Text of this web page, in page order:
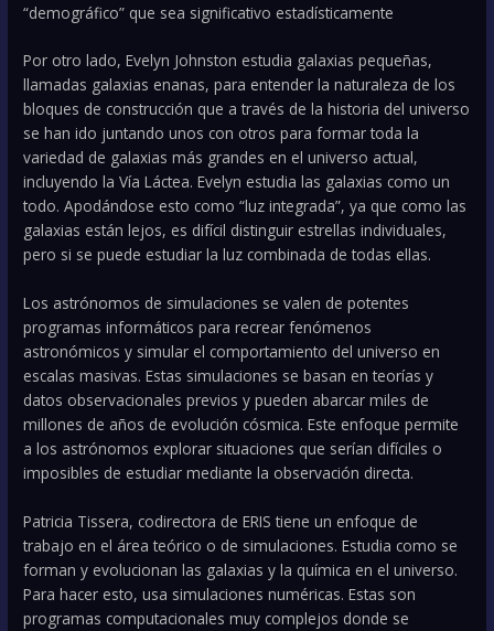
“demográfico” que sea significativo estadísticamente
Por otro lado, Evelyn Johnston estudia galaxias pequeñas,
llamadas galaxias enanas, para entender la naturaleza de los
bloques de construcción que a través de la historia del universo
se han ido juntando unos con otros para formar toda la
variedad de galaxias más grandes en el universo actual,
incluyendo la Vía Láctea. Evelyn estudia las galaxias como un
todo. Apodándose esto como “luz integrada”, ya que como las
galaxias están lejos, es difícil distinguir estrellas individuales,
pero si se puede estudiar la luz combinada de todas ellas.
Los astrónomos de simulaciones se valen de potentes
programas informáticos para recrear fenómenos
astronómicos y simular el comportamiento del universo en
escalas masivas. Estas simulaciones se basan en teorías y
datos observacionales previos y pueden abarcar miles de
millones de años de evolución cósmica. Este enfoque permite
a los astrónomos explorar situaciones que serían difíciles o
imposibles de estudiar mediante la observación directa.
Patricia Tissera, codirectora de ERIS tiene un enfoque de
trabajo en el área teórico o de simulaciones. Estudia como se
forman y evolucionan las galaxias y la química en el universo.
Para hacer esto, usa simulaciones numéricas. Estas son
programas computacionales muy complejos donde se